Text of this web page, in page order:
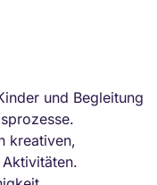
und Begleitung
kreativen,